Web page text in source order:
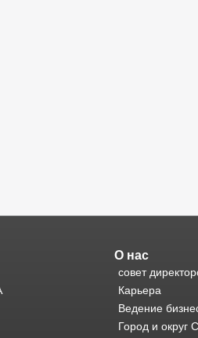
О нас
совет
Карьера
Ведение
Город и округ